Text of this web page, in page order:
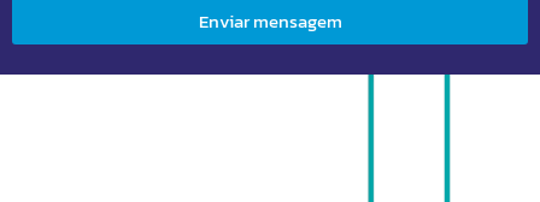
Enviar mensagem